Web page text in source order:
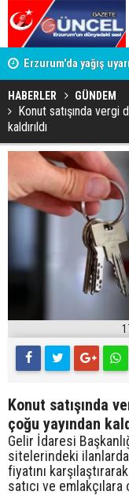
Erzurum'da yağış
HABERLER GÜNDEM
Konut satışında vergi
kaldırıldı
Konut satışında
çoğu yayından
Gelir İdaresi
sitelerindeki
fiyatını
satıcı ve